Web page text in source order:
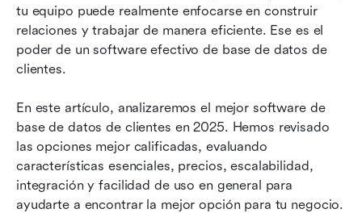
tu equipo puede realmente enfocarse en construir
relaciones y trabajar de manera eficiente. Ese es el
poder de un software efectivo de base de datos de
clientes.
En este artículo, analizaremos el mejor software de
base de datos de clientes en 2025. Hemos revisado
las opciones mejor calificadas, evaluando
características esenciales, precios, escalabilidad,
integración y facilidad de uso en general para
ayudarte a encontrar la mejor opción para tu negocio.
Preguntas frecuentes
Conclusión